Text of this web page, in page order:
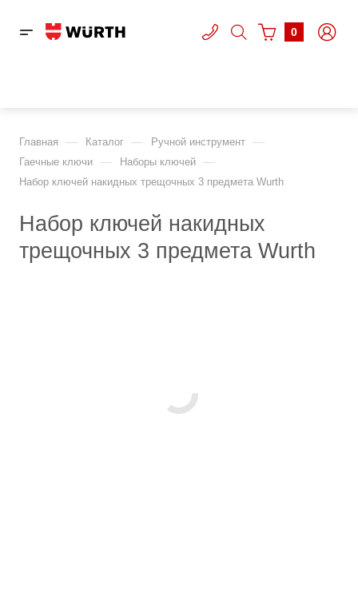
0
Главная — Каталог — Ручной инструмент —
Гаечные ключи — Наборы ключей —
Набор ключей накидных трещочных 3 предмета Wurth
Набор ключей накидных
трещочных 3 предмета Wurth